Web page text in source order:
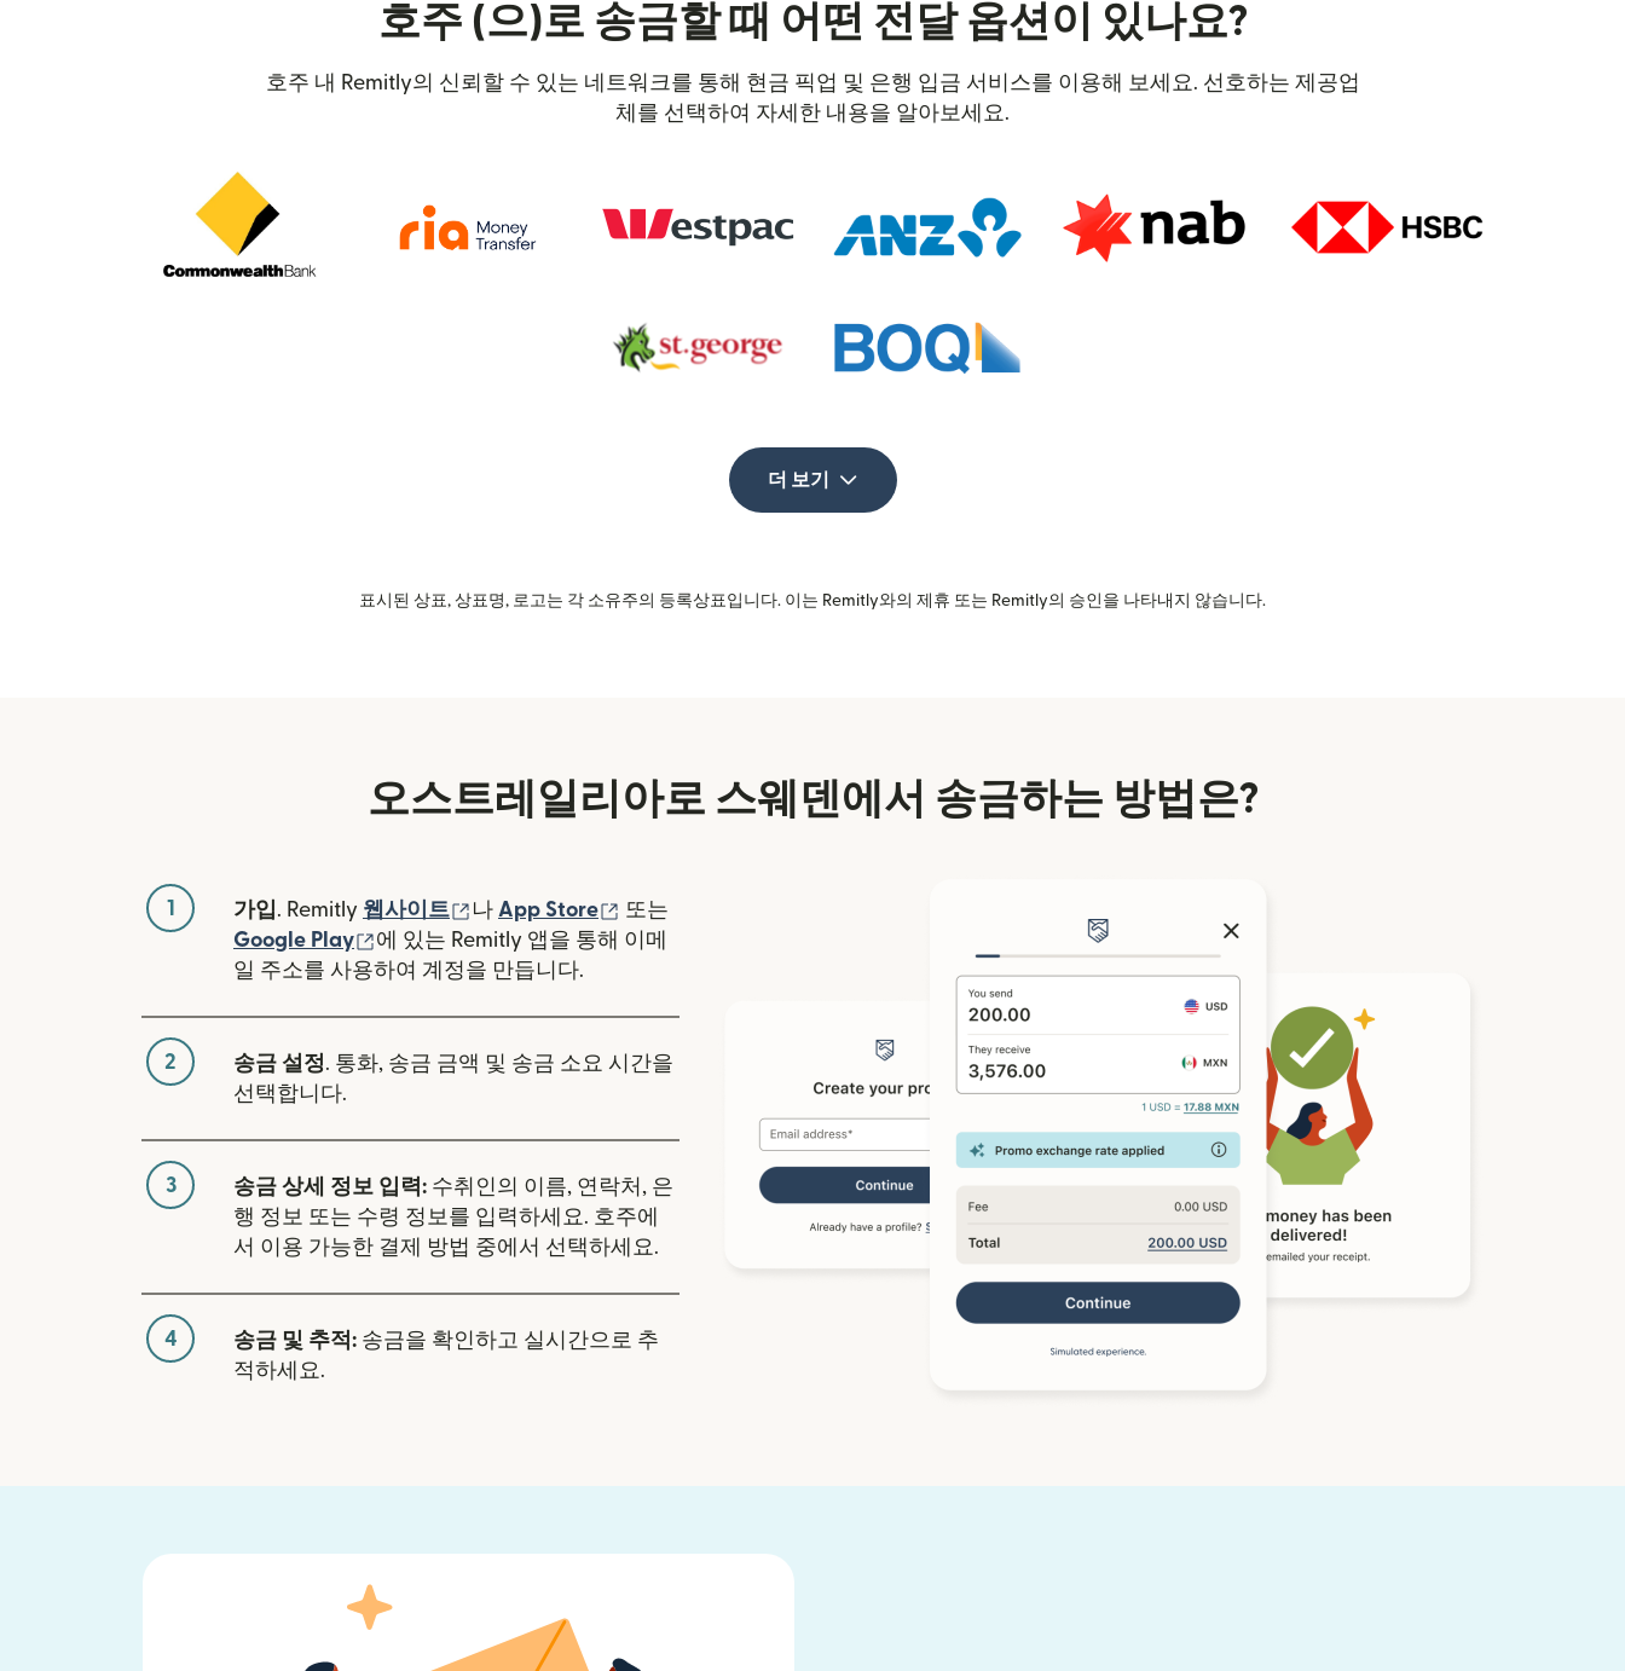
호주 (으)로 송금할 때 어떤 전달 옵션이 있나요?
호주 내 Remitly의 신뢰할 수 있는 네트워크를 통해 현금 픽업 및 은행 입금 서비스를 이용해 보세요. 선호하는 제공업
체를 선택하여 자세한 내용을 알아보세요.
더 보기
표시된 상표, 상표명, 로고는 각 소유주의 등록상표입니다. 이는 Remitly와의 제휴 또는 Remitly의 승인을 나타내지 않습니다.
오스트레일리아로 스웨덴에서 송금하는 방법은?
1 가입. Remitly 웹사이트 (새 창에서 열림)
나 App Store (새 창에서 열림)
또는
Google Play
(새 창에서 열림)
에 있는 Remitly 앱을 통해 이메
일 주소를 사용하여 계정을 만듭니다.
2 송금 설정. 통화, 송금 금액 및 송금 소요 시간을
선택합니다.
3 송금 상세 정보 입력: 수취인의 이름, 연락처, 은
행 정보 또는 수령 정보를 입력하세요. 호주에
서 이용 가능한 결제 방법 중에서 선택하세요.
4 송금 및 추적: 송금을 확인하고 실시간으로 추
적하세요.